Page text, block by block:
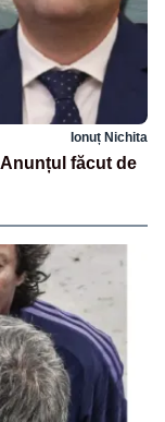
Ionuț Nichita
făcut de